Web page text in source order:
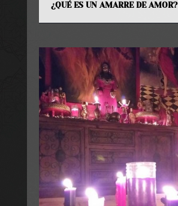
¿QUÉ ES UN AMARRE DE AMOR?